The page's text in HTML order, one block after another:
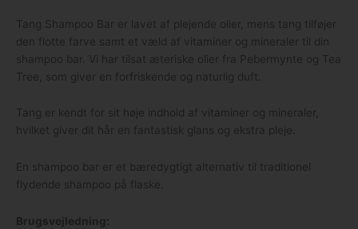
Tang Shampoo Bar er lavet af plejende olier, mens tang tilføjer
den flotte farve samt et væld af vitaminer og mineraler til din
shampoo bar. Vi har tilsat æteriske olier fra Pebermynte og Tea
Tree, som giver en forfriskende og naturlig duft.
Tang er kendt for sit høje indhold af vitaminer og mineraler,
hvilket giver dit hår en fantastisk glans og ekstra pleje.
En shampoo bar er et bæredygtigt alternativ til traditionel
flydende shampoo på flaske.
Brugsvejledning: